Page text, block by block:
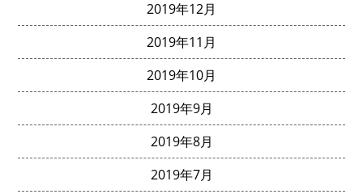
2019年12月
2019年11月
2019年10月
2019年9月
2019年8月
2019年7月